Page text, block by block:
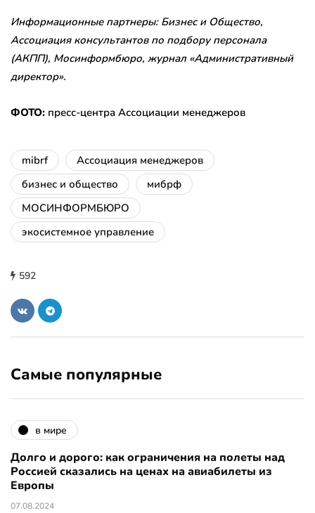
Информационные партнеры: Бизнес и Общество,
Ассоциация консультантов по подбору персонала
(АКПП), Мосинформбюро, журнал «Административный
директор».
ФОТО: пресс-центра Ассоциации менеджеров
mibrf
Ассоциация менеджеров
бизнес и общество
мибрф
МОСИНФОРМБЮРО
экосистемное управление
592
Самые популярные
в мире
Долго и дорого: как ограничения на полеты над
Россией сказались на ценах на авиабилеты из
Европы
07.08.2024